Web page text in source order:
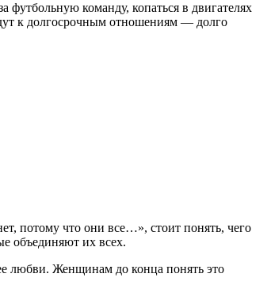
команду, копаться в двигателях
к долгосрочным отношениям — долго
потому что они все…», стоит понять, чего
объединяют их всех.
любви. Женщинам до конца понять это